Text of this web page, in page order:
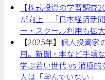
【株式投資の学習調査
が向上 「日本経済新
ー・スクール利用も拡大
【2025年】 個人投資家
用。新聞・本など手頃
学ぶ若い世代 vs 消極的
人は「学んでいない」